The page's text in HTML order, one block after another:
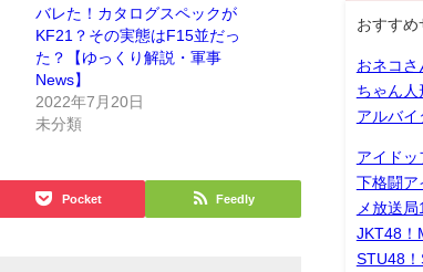
バレた！カタログスペックが
KF21？その実態はF15並だっ
た？【ゆっくり解説・軍事
News】
2022年7月20日
未分類
Pocket Feedly
おすすめ
おネコ
ちゃん人
アルバイ
アイド
下格闘
メ放送
JKT48！
STU48